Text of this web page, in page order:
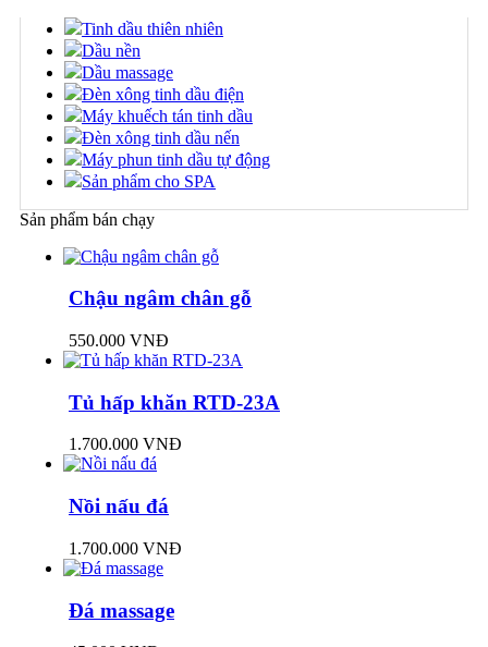
Tinh dầu thiên nhiên
Dầu nền
Dầu massage
Đèn xông tinh dầu điện
Máy khuếch tán tinh dầu
Đèn xông tinh dầu nến
Máy phun tinh dầu tự động
Sản phẩm cho SPA
Sản phẩm bán chạy
Chậu ngâm chân gỗ
550.000 VNĐ
Tủ hấp khăn RTD-23A
1.700.000 VNĐ
Nồi nấu đá
1.700.000 VNĐ
Đá massage